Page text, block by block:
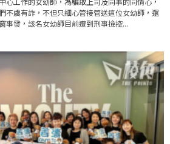
不虞有詐，不但只細心管接管送這位女幼師，還
事發，該名女幼師目前遭到刑事撿控...